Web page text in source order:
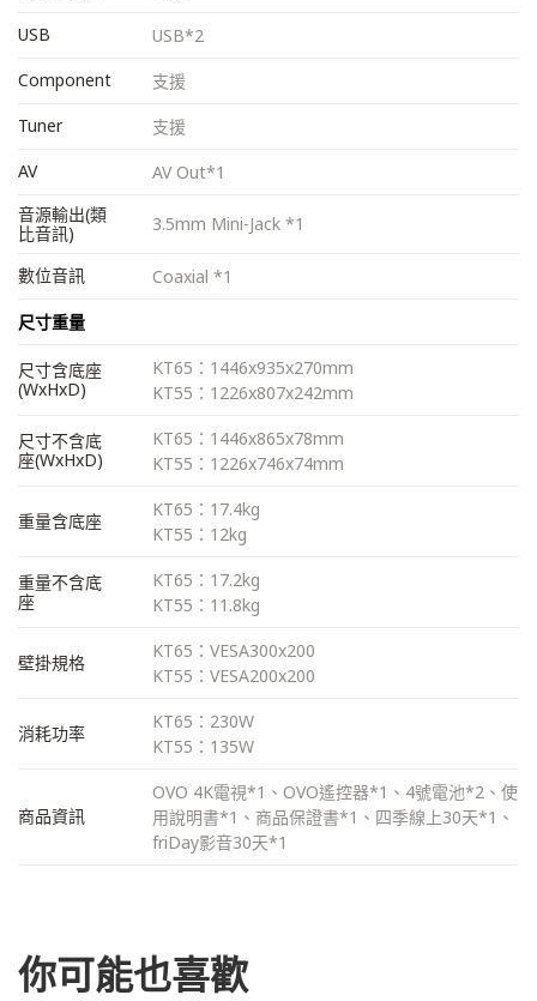
USB
USB*2
Component
支援
Tuner
支援
AV
AV Out*1
音源輸出(類
比音訊)
3.5mm Mini-Jack *1
數位音訊
Coaxial *1
尺寸重量
尺寸含底座
(WxHxD)
KT65：1446x935x270mm
KT55：1226x807x242mm
尺寸不含底
座(WxHxD)
KT65：1446x865x78mm
KT55：1226x746x74mm
重量含底座
KT65：17.4kg
KT55：12kg
重量不含底
座
KT65：17.2kg
KT55：11.8kg
壁掛規格
KT65：VESA300x200
KT55：VESA200x200
消耗功率
KT65：230W
KT55：135W
商品資訊
OVO 4K電視*1、OVO遙控器*1、4號電池*2、使
用說明書*1、商品保證書*1、四季線上30天*1、
friDay影音30天*1
你可能也喜歡